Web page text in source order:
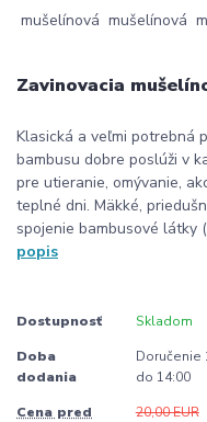
Zavinovacia
Klasická a veľmi potrebná
bambusu dobre poslúži v
pre utieranie, omývanie,
teplné dni. Mäkké,
spojenie bambusové látky
popis
Dostupnosť Skladom
Doba
dodania
Doručenie
do 14:00
Cena pred
20,00 EUR